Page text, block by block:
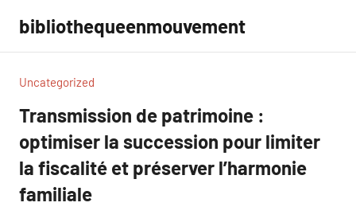
contenu
bibliothequeenmouvement
Uncategorized
Transmission de patrimoine :
optimiser la succession pour limiter
la fiscalité et préserver l’harmonie
familiale